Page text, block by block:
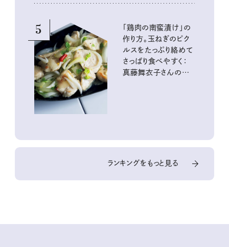
5
「鶏肉の南蛮漬け」の
作り方。玉ねぎのピク
ルスをたっぷり絡めて
さっぱり食べやすく：
真藤舞衣子さんの発
ランキングをもっと見る